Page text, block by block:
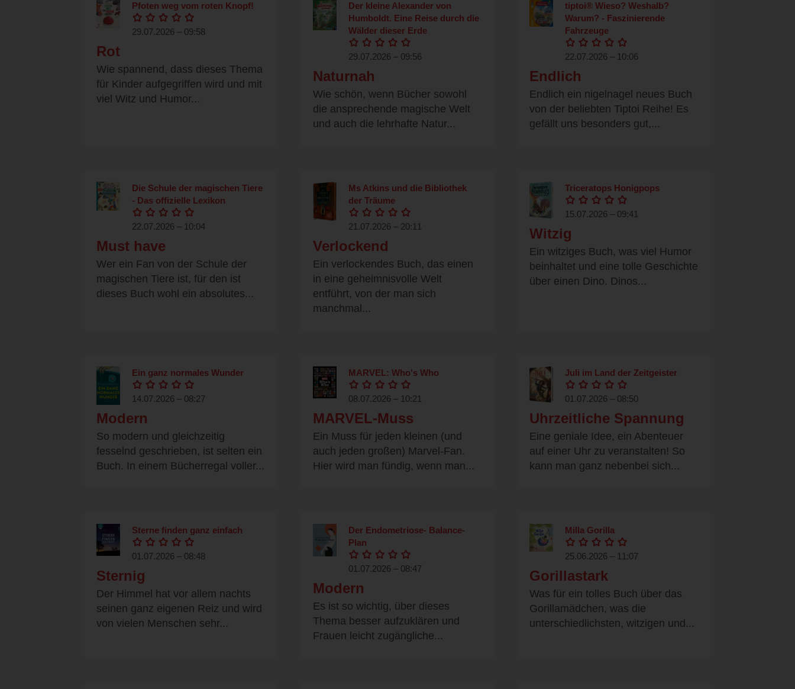
Pfoten weg vom roten Knopf!
29.07.2026 – 09:58
Rot
Wie spannend, dass dieses Thema
für Kinder aufgegriffen wird und mit
viel Witz und Humor...
Der kleine Alexander von
Humboldt. Eine Reise durch die
Wälder dieser Erde
29.07.2026 – 09:56
Naturnah
Wie schön, wenn Bücher sowohl
die ansprechende magische Welt
und auch die lehrhafte Natur...
tiptoi® Wieso? Weshalb?
Warum? - Faszinierende
Fahrzeuge
22.07.2026 – 10:06
Endlich
Endlich ein nigelnagel neues Buch
von der beliebten Tiptoi Reihe! Es
gefällt uns besonders gut,...
Die Schule der magischen Tiere
- Das offizielle Lexikon
22.07.2026 – 10:04
Must have
Wer ein Fan von der Schule der
magischen Tiere ist, für den ist
dieses Buch wohl ein absolutes...
Ms Atkins und die Bibliothek
der Träume
21.07.2026 – 20:11
Verlockend
Ein verlockendes Buch, das einen
in eine geheimnisvolle Welt
entführt, von der man sich
manchmal...
Triceratops Honigpops
15.07.2026 – 09:41
Witzig
Ein witziges Buch, was viel Humor
beinhaltet und eine tolle Geschichte
über einen Dino. Dinos...
Ein ganz normales Wunder
14.07.2026 – 08:27
Modern
So modern und gleichzeitig
fesselnd geschrieben, ist selten ein
Buch. In einem Bücherregal voller...
MARVEL: Who's Who
08.07.2026 – 10:21
MARVEL-Muss
Ein Muss für jeden kleinen (und
auch jeden großen) Marvel-Fan.
Hier wird man fündig, wenn man...
Juli im Land der Zeitgeister
01.07.2026 – 08:50
Uhrzeitliche Spannung
Eine geniale Idee, ein Abenteuer
auf einer Uhr zu veranstalten! So
kann man ganz nebenbei sich...
Sterne finden ganz einfach
01.07.2026 – 08:48
Sternig
Der Himmel hat vor allem nachts
seinen ganz eigenen Reiz und wird
von vielen Menschen sehr...
Der Endometriose- Balance-
Plan
01.07.2026 – 08:47
Modern
Es ist so wichtig, über dieses
Thema besser aufzuklären und
Frauen leicht zugängliche...
Milla Gorilla
25.06.2026 – 11:07
Gorillastark
Was für ein tolles Buch über das
Gorillamädchen, was die
unterschiedlichsten, witzigen und...